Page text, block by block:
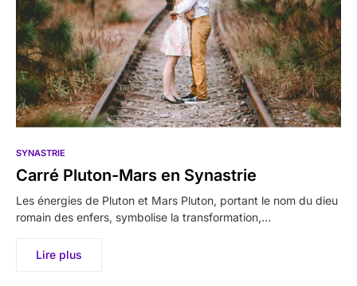
SYNASTRIE
Carré Pluton-Mars en Synastrie
Les énergies de Pluton et Mars Pluton, portant le nom du dieu
romain des enfers, symbolise la transformation,…
Lire plus